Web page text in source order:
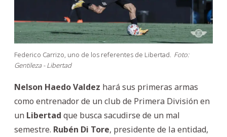
Federico Carrizo, uno de los referentes de Libertad. Foto:
Gentileza - Libertad
Nelson Haedo Valdez hará sus primeras armas
como entrenador de un club de Primera División en
un Libertad que busca sacudirse de un mal
semestre. Rubén Di Tore, presidente de la entidad,